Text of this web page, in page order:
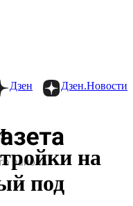
Дзен.Новости
Дзен
на
под